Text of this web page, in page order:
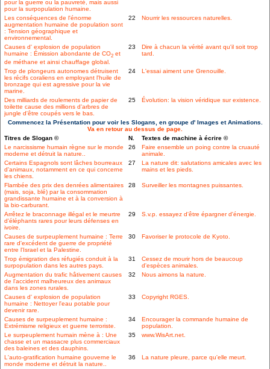
pour la guerre ou la pauvreté, mais aussi
pour la surpopulation humaine.
Les conséquences de l'énorme
augmentation humaine de population sont
: Tension géographique et
environnemental.
22 Nourrir les ressources naturelles.
Causes d' explosion de population
humaine : Émission abondante de CO2 et
de méthane et ainsi chauffage global.
23
Dire à chacun la vérité avant qu'il soit trop
tard.
Trop de plongeurs autonomes détruisent
les récifs coraliens en employant l'huile de
bronzage qui est agressive pour la vie
marine.
24 L'essai aiment une Grenouille.
Des milliards de roulements de papier de
toilette cause des millions d'arbres de
jungle d'être coupés vers le bas.
25 Évolution: la vision véridique sur existence.
Commencez la Présentation pour voir les Slogans, en groupe d' Images et Animations.
Va en retour au dessus de page.
Titres de Slogan ©
N.
Textes de machine à écrire ©
Le narcissisme humain règne sur le monde
moderne et détruit la nature..
26
Faire ensemble un poing contre la cruauté
animale.
Certains Espagnols sont lâches bourreaux
d'animaux, notamment en ce qui concerne
les chiens.
27
La nature dit: salutations amicales avec les
mains et les pieds.
Flambée des prix des denrées alimentaires
(mais, soja, blé) par la consommation
grandissante humaine et à la conversion à
la bio-carburant.
28 Surveiller les montagnes puissantes.
Arrêtez le braconnage illégal et le meurtre
d'éléphants rares pour leurs défenses en
ivoire.
29 S.v.p. essayez d'être épargner d'énergie.
Causes de surpeuplement humaine : Terre
rare d'excédent de guerre de propriété
entre l'Israel et la Palestine.
30 Favoriser le protocole de Kyoto.
Trop émigration des réfugiés conduit à la
surpopulation dans les autres pays.
31
Cessez de mourir hors de beaucoup
d'espèces animales.
Augmentation du trafic hâtivement causes
de l'accident malheureux des animaux
dans les zones rurales.
32 Nous aimons la nature.
Causes d' explosion de population
humaine : Nettoyer l'eau potable pour
devenir rare.
33 Copyright RGES.
Causes de surpeuplement humaine :
Extrémisme religieux et guerre terroriste.
34
Encourager la commande humaine de
population.
Le surpeuplement humain mène à : Une
chasse et un massacre plus commerciaux
des baleines et des dauphins.
35 www.WisArt.net.
L'auto-gratification humaine gouverne le
monde moderne et détruit la nature..
36 La nature pleure, parce qu'elle meurt.